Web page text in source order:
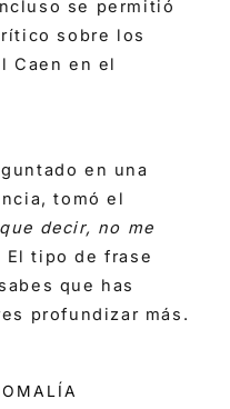
se permitió
sobre los
Caen en el
en una
tomó el
decir, no me
El tipo de frase
que has
profundizar más.